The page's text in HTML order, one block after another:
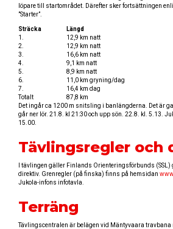
löpare till startområdet. Därefter sker fortsättningen
”Starter”.
Sträcka Längd
1.
12,9 km natt
2.
12,9 km natt
3.
16,6 km natt
4.
9,1 km natt
5.
8,9 km natt
6.
11,0 km gryning/dag
7.
16,4 km dag
Totalt
87,8 km
Det ingår ca 1200 m snitsling i banlängderna. Det är
går ner lör. 21.8. kl 21:30 och upp sön. 22.8. kl. 5.13.
15.00.
Tävlingsregler och
I tävlingen gäller Finlands Orienteringsförbunds
direktiv. Grenregler (på finska) finns på hemsidan
Jukola-infons infotavla.
Terräng
Tävlingscentralen är belägen vid Mäntyvaara travbana